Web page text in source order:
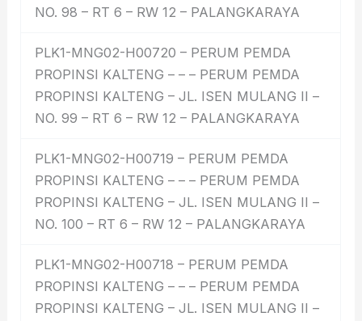
NO. 98 – RT 6 – RW 12 – PALANGKARAYA
PLK1-MNG02-H00720 – PERUM PEMDA
PROPINSI KALTENG – – – PERUM PEMDA
PROPINSI KALTENG – JL. ISEN MULANG II –
NO. 99 – RT 6 – RW 12 – PALANGKARAYA
PLK1-MNG02-H00719 – PERUM PEMDA
PROPINSI KALTENG – – – PERUM PEMDA
PROPINSI KALTENG – JL. ISEN MULANG II –
NO. 100 – RT 6 – RW 12 – PALANGKARAYA
PLK1-MNG02-H00718 – PERUM PEMDA
PROPINSI KALTENG – – – PERUM PEMDA
PROPINSI KALTENG – JL. ISEN MULANG II –